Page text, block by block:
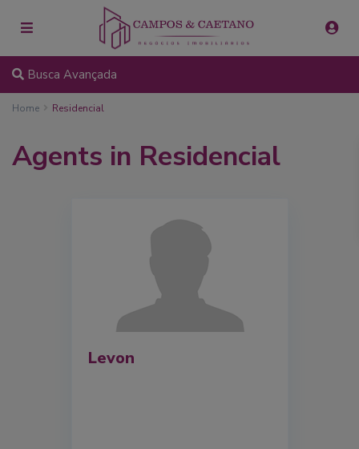
Busca Avançada
Home Residencial
Agents in Residencial
Levon